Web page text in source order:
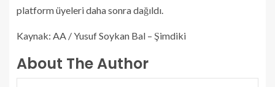
platform üyeleri daha sonra dağıldı.
Kaynak: AA / Yusuf Soykan Bal – Şimdiki
About The Author